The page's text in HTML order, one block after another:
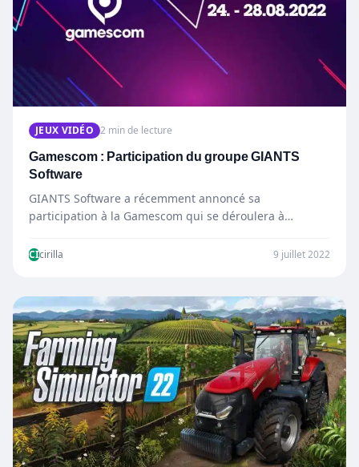
JEUX VIDÉO 2 min de lecture
Gamescom : Participation du groupe GIANTS
Software
GIANTS Software a récemment annoncé sa
participation à la Gamescom qui se déroulera à
CIcirilla 9 juillet 2022